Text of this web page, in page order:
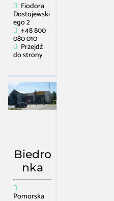
Fiodora
Dostojewski
ego 2
+48 800
080 010
Przejdź
do strony
Biedro
nka
Pomorska